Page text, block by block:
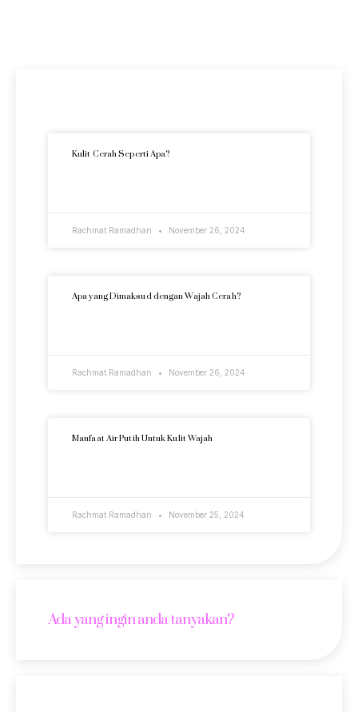
Kulit Cerah Seperti Apa?
Rachmat Ramadhan November 26, 2024
Apa yang Dimaksud dengan Wajah Cerah?
Rachmat Ramadhan November 26, 2024
Manfaat Air Putih Untuk Kulit Wajah
Rachmat Ramadhan November 25, 2024
Ada yang ingin anda tanyakan?